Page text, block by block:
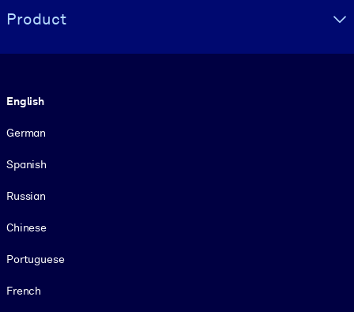
Product
English
German
Spanish
Russian
Chinese
Portuguese
French